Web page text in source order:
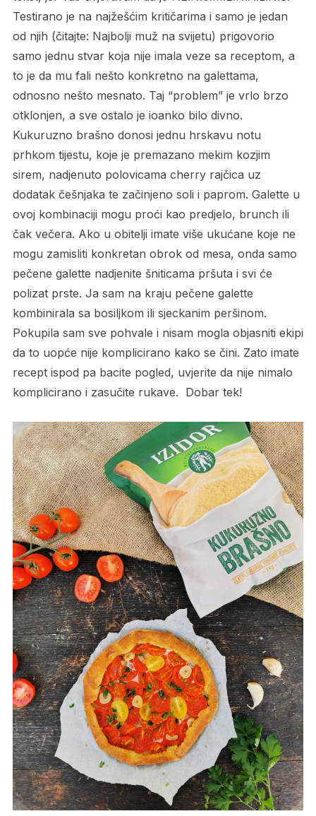
Testirano je na najžešćim kritičarima i samo je jedan
od njih (čitajte: Najbolji muž na svijetu) prigovorio
samo jednu stvar koja nije imala veze sa receptom, a
to je da mu fali nešto konkretno na galettama,
odnosno nešto mesnato. Taj “problem” je vrlo brzo
otklonjen, a sve ostalo je ioanko bilo divno.
Kukuruzno brašno donosi jednu hrskavu notu
prhkom tijestu, koje je premazano mekim kozjim
sirem, nadjenuto polovicama cherry rajčica uz
dodatak češnjaka te začinjeno soli i paprom. Galette u
ovoj kombinaciji mogu proći kao predjelo, brunch ili
čak večera. Ako u obitelji imate više ukućane koje ne
mogu zamisliti konkretan obrok od mesa, onda samo
pečene galette nadjenite šniticama pršuta i svi će
polizat prste. Ja sam na kraju pečene galette
kombinirala sa bosiljkom ili sjeckanim peršinom.
Pokupila sam sve pohvale i nisam mogla objasniti ekipi
da to uopće nije komplicirano kako se čini. Zato imate
recept ispod pa bacite pogled, uvjerite da nije nimalo
komplicirano i zasučite rukave. Dobar tek!